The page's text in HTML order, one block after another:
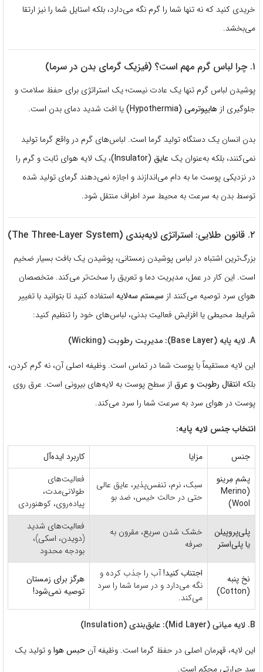
خریدی کنید که نه تنها شما را گرم نگه می‌دارد، بلکه استایل شما را نیز ارتقا
می‌بخشد.
۱. چرا لباس گرم مهم است؟ (فیزیک گرمای بدن در سرما)
پوشیدن لباس گرم تنها یک عادت نیست؛ یک استراتژی برای حفظ سلامت و
جلوگیری از هایپوترمی (Hypothermia) یا افت شدید دمای بدن است.
بدن انسان یک دستگاه تولید گرما است. لباس‌های گرم در واقع گرما تولید
نمی‌کنند، بلکه به‌عنوان یک عایق (Insulator)
، یک لایه هوای ثابت و گرم را
در نزدیکی پوست ما به دام می‌اندازند و اجازه نمی‌دهند گرمای تولید شده
توسط بدن به سرعت به محیط سرد اطراف منتقل شود.
۲. قانون طلایی: استراتژی لایه‌بندی (The Three-Layer System)
بزرگ‌ترین اشتباه در لباس پوشیدن زمستانی، پوشیدن یک بافت بسیار ضخیم
است. این کار در عمل، مدیریت دما و تعریق را سخت‌تر می‌کند. متخصصان
هوای سرد توصیه می‌کنند از سیستم سه‌لایه استفاده کنید تا بتوانید با تغییر
شرایط محیطی یا افزایش فعالیت بدنی، لباس‌های خود را تنظیم کنید:
A. لایه پایه (Base Layer): مدیریت رطوبت (Wicking)
این لایه مستقیماً با پوست شما در تماس است. وظیفه اصلی آن، نه گرم کردن،
بلکه انتقال رطوبت و عرق از سطح پوست به لایه‌های بیرونی است. عرق روی
پوست در هوای سرد به سرعت شما را سرد می‌کند.
انتخاب جنس لایه پایه:
جنس مزایا
کاربرد ایده‌آل
پشم مِرینو
(Merino
Wool)
سبک، نرم، تنفس‌پذیر، عایق عالی
حتی در حالت خیس، ضد بو
فعالیت‌های
طولانی‌مدت،
پیاده‌روی، کوهنوردی
پلی‌پروپیلن
یا پلی‌استر
خشک شدن سریع، مقرون به
صرفه
فعالیت‌های شدید
(دویدن، اسکی)،
بودجه محدود
نخ پنبه
(Cotton)
اجتناب کنید!آب را جذب کرده و
نگه می‌دارد و در سرما شما را سرد
می‌کند.
هرگز برای زمستان
توصیه نمی‌شود!
B. لایه میانی (Mid Layer): عایق‌بندی (Insulation)
این لایه، قهرمان اصلی در حفظ گرما است. وظیفه آن حبس هواو تولید یک
سد حرارتی محکم است.